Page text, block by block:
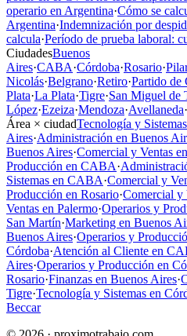
operario en Argentina·Cómo se
Argentina·Indemnización por
calcula·Período de prueba laboral:
CiudadesBuenos
Aires·CABA·Córdoba·Rosario·
Nicolás·Belgrano·Retiro·Partido de
Plata·La Plata·Tigre·San Miguel de
López·Ezeiza·Mendoza·Avellaneda·
Área × ciudadTecnología y
Aires·Administración en Buenos
Buenos Aires·Comercial y Ventas
Producción en CABA·
Sistemas en CABA·Comercial y
Producción en Rosario·Comercial y
Ventas en Palermo·Operarios y
San Martín·Marketing en Buenos
Buenos Aires·Operarios y
Córdoba·Atención al Cliente en
Aires·Operarios y Producción en
Rosario·Finanzas en Buenos Aires·
Tigre·Tecnología y Sistemas en
Beccar